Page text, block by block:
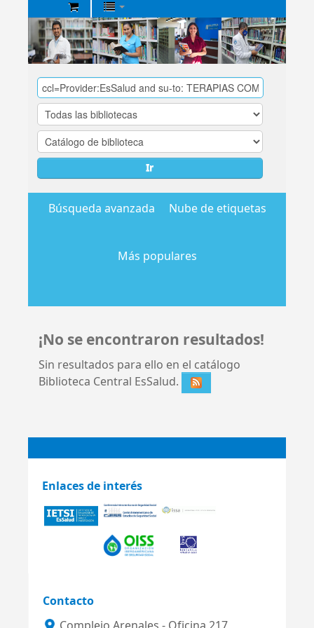
Biblioteca
Central
EsSalud
Ir
Búsqueda avanzada Nube de etiquetas
Más populares
¡No se encontraron resultados!
Sin resultados para ello en el catálogo
Biblioteca Central EsSalud.
Enlaces de interés
Contacto